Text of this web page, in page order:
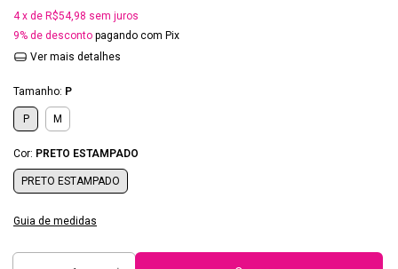
4 x de R$54,98 sem juros
9% de desconto pagando com Pix
Ver mais detalhes
Tamanho: P
P M
Cor: PRETO ESTAMPADO
PRETO ESTAMPADO
Guia de medidas